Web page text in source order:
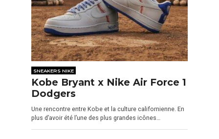
SNEAKERS NIKE
Kobe Bryant x Nike Air Force 1
Dodgers
Une rencontre entre Kobe et la culture californienne. En
plus d’avoir été l’une des plus grandes icônes…